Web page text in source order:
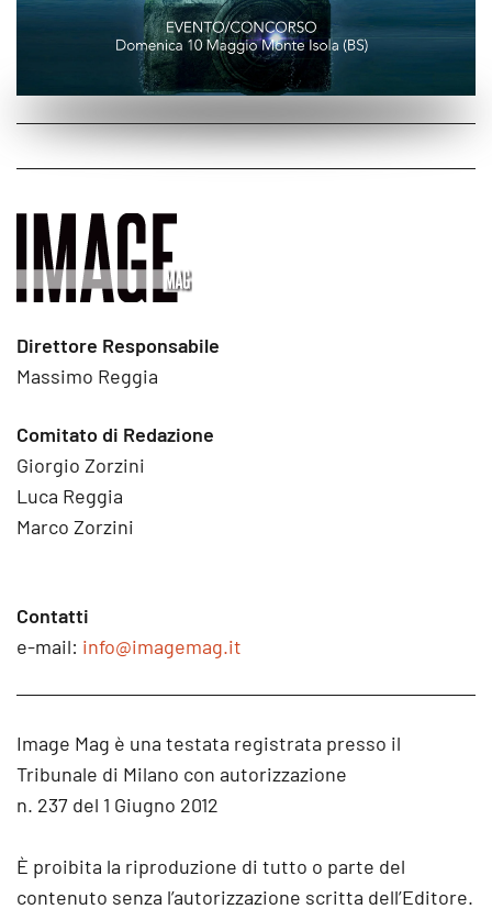
Direttore Responsabile
Massimo Reggia
Comitato di Redazione
Giorgio Zorzini
Luca Reggia
Marco Zorzini
Contatti
e-mail: info@imagemag.it
Image Mag è una testata registrata presso il
Tribunale di Milano con autorizzazione
n. 237 del 1 Giugno 2012
È proibita la riproduzione di tutto o parte del
contenuto senza l’autorizzazione scritta dell’Editore.